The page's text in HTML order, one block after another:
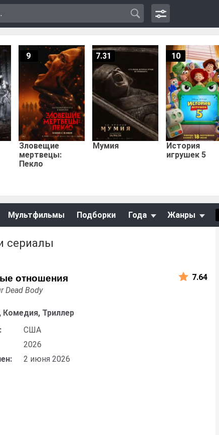
Зловещие
мертвецы:
Пекло
9
Мумия
7.31
История
игрушек 5
10
Мультфильмы Подборки Года Жанры
сериалы
отношения
Dead Body
Комедия, Триллер
США
2026
2 июня 2026
7.64